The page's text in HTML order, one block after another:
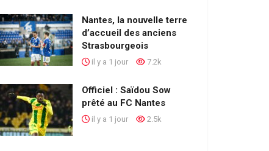
Nantes, la nouvelle terre
d’accueil des anciens
Strasbourgeois
il y a 1 jour 7.2k
Officiel : Saïdou Sow
prêté au FC Nantes
il y a 1 jour 2.5k